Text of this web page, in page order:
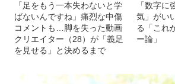
「足をもう一本失わないと学
ばないんですね」痛烈な中傷
コメントも…脚を失った動画
クリエイター（28）が「義足
を見せる」と決めるまで
「数字
気」がい
る「これ
ー論」